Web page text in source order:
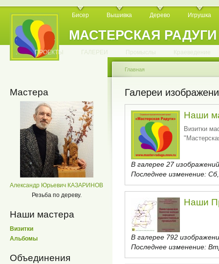
МАСТЕРСКАЯ РАДУГИ
Бисер Вышивка Дерево Игрушка
. . . . . . . . . . .
. ПРОЕКТЫ ГАЛЕРЕИ Промыслы Краеведение
Мастера
Александр Юрьевич КАЗАРИНОВ
Резьба по дереву.
Наши мастера
Визитки
Альбомы
Объединения
Главная
Галереи
Hаши
Визитки
В галерее 27
Последнее изменение:
Наши
В галерее 792
Последнее изменение: